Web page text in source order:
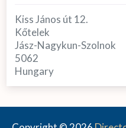
Kiss János út 12.
Kőtelek
Jász-Nagykun-Szolnok
5062
Hungary